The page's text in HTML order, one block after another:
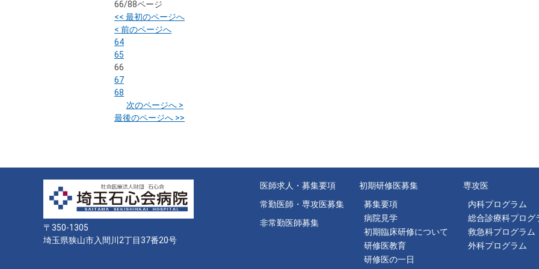
66/88ページ
<< 最初のページへ
< 前のページへ
64
65
66
67
68
次のページへ >
最後のページへ >>
〒350-1305
埼玉県狭山市入間川2丁目37番20号
医師求人・募集要項
常勤医師・専攻医募集
非常勤医師募集
初期研修医募集
募集要項
病院見学
初期臨床研修について
研修医教育
研修医の一日
専攻医
内科プログラム
総合診療科プログ
救急科プログラム
外科プログラム